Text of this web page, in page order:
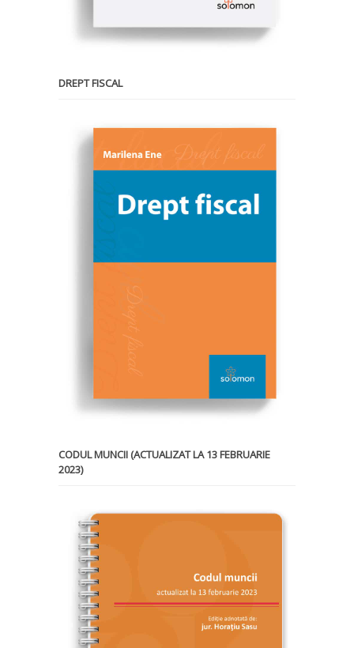
DREPT FISCAL
CODUL MUNCII (ACTUALIZAT LA 13 FEBRUARIE
2023)